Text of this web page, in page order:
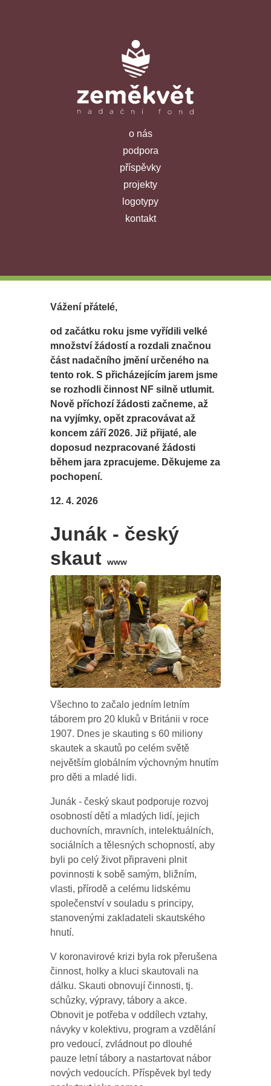
o nás
podpora
příspěvky
projekty
logotypy
kontakt
Vážení přátelé,
od začátku roku jsme vyřídili velké
množství žádostí a rozdali značnou
část nadačního jmění určeného na
tento rok. S přicházejícím jarem jsme
se rozhodli činnost NF silně utlumit.
Nově příchozí žádosti začneme, až
na vyjímky, opět zpracovávat až
koncem září 2026. Již přijaté, ale
doposud nezpracované žádosti
během jara zpracujeme. Děkujeme za
pochopení.
12. 4. 2026
Junák - český
skautwww
Všechno to začalo jedním letním
táborem pro 20 kluků v Británii v roce
1907. Dnes je skauting s 60 miliony
skautek a skautů po celém světě
největším globálním výchovným hnutím
pro děti a mladé lidi.
Junák - český skaut podporuje rozvoj
osobností dětí a mladých lidí, jejich
duchovních, mravních, intelektuálních,
sociálních a tělesných schopností, aby
byli po celý život připraveni plnit
povinnosti k sobě samým, bližním,
vlasti, přírodě a celému lidskému
společenství v souladu s principy,
stanovenými zakladateli skautského
hnutí.
V koronavirové krizi byla rok přerušena
činnost, holky a kluci skautovali na
dálku. Skauti obnovují činnosti, tj.
schůzky, výpravy, tábory a akce.
Obnovit je potřeba v oddílech vztahy,
návyky v kolektivu, program a vzdělání
pro vedoucí, zvládnout po dlouhé
pauze letní tábory a nastartovat nábor
nových vedoucích. Příspěvek byl tedy